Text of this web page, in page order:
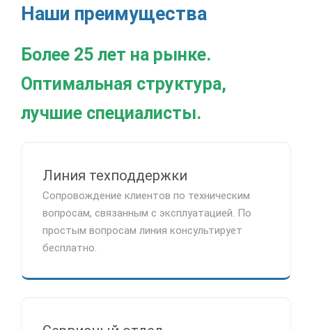
Наши преимущества
Более 25 лет на рынке.
Оптимальная структура,
лучшие специалисты.
Линия техподдержки
Сопровождение клиентов по техническим
вопросам, связанным с эксплуатацией. По
простым вопросам линия консультирует
бесплатно.